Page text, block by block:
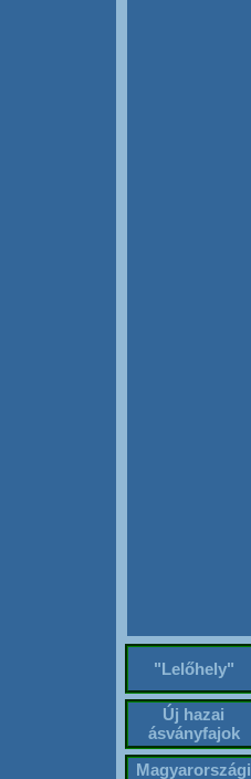
"Lelőhely"
Új hazai
ásványfajok
Magyarországi